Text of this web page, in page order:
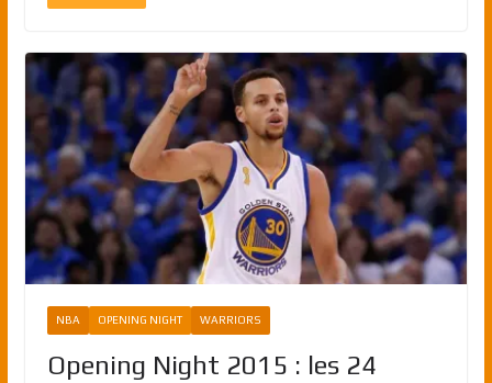
NBA OPENING NIGHT WARRIORS
Opening Night 2015 : les 24